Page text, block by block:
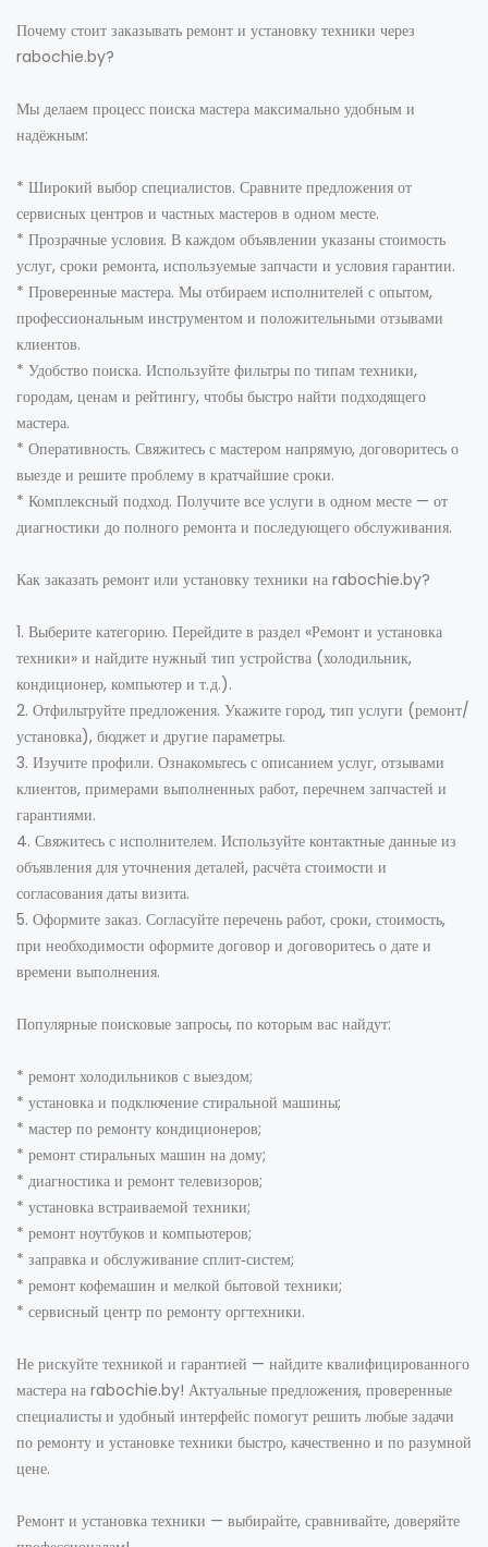
Почему стоит заказывать ремонт и установку техники через
rabochie.by?
Мы делаем процесс поиска мастера максимально удобным и
надёжным:
* Широкий выбор специалистов. Сравните предложения от
сервисных центров и частных мастеров в одном месте.
* Прозрачные условия. В каждом объявлении указаны стоимость
услуг, сроки ремонта, используемые запчасти и условия гарантии.
* Проверенные мастера. Мы отбираем исполнителей с опытом,
профессиональным инструментом и положительными отзывами
клиентов.
* Удобство поиска. Используйте фильтры по типам техники,
городам, ценам и рейтингу, чтобы быстро найти подходящего
мастера.
* Оперативность. Свяжитесь с мастером напрямую, договоритесь о
выезде и решите проблему в кратчайшие сроки.
* Комплексный подход. Получите все услуги в одном месте — от
диагностики до полного ремонта и последующего обслуживания.
Как заказать ремонт или установку техники на rabochie.by?
1. Выберите категорию. Перейдите в раздел «Ремонт и установка
техники» и найдите нужный тип устройства (холодильник,
кондиционер, компьютер и т. д.).
2. Отфильтруйте предложения. Укажите город, тип услуги (ремонт/
установка), бюджет и другие параметры.
3. Изучите профили. Ознакомьтесь с описанием услуг, отзывами
клиентов, примерами выполненных работ, перечнем запчастей и
гарантиями.
4. Свяжитесь с исполнителем. Используйте контактные данные из
объявления для уточнения деталей, расчёта стоимости и
согласования даты визита.
5. Оформите заказ. Согласуйте перечень работ, сроки, стоимость,
при необходимости оформите договор и договоритесь о дате и
времени выполнения.
Популярные поисковые запросы, по которым вас найдут:
* ремонт холодильников с выездом;
* установка и подключение стиральной машины;
* мастер по ремонту кондиционеров;
* ремонт стиральных машин на дому;
* диагностика и ремонт телевизоров;
* установка встраиваемой техники;
* ремонт ноутбуков и компьютеров;
* заправка и обслуживание сплит‑систем;
* ремонт кофемашин и мелкой бытовой техники;
* сервисный центр по ремонту оргтехники.
Не рискуйте техникой и гарантией — найдите квалифицированного
мастера на rabochie.by! Актуальные предложения, проверенные
специалисты и удобный интерфейс помогут решить любые задачи
по ремонту и установке техники быстро, качественно и по разумной
цене.
Ремонт и установка техники — выбирайте, сравнивайте, доверяйте